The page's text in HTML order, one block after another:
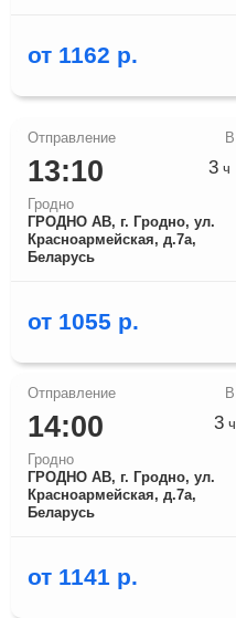
от 1162 р.
13:10
Гродно
ГРОДНО АВ, г. Гродно, ул.
Красноармейская, д.7а,
Беларусь
3 ч
от 1055 р.
14:00
Гродно
ГРОДНО АВ, г. Гродно, ул.
Красноармейская, д.7а,
Беларусь
3ч
от 1141 р.